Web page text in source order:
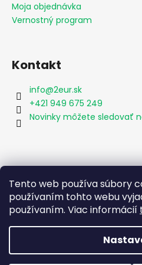
Tento web používa súbory
používaním tohto webu
používaním. Viac informácií
Moja objednávka
Vernostný program
Kontakt
info@2eur.sk
+421 949 675 249
Novinky môžete sledovať